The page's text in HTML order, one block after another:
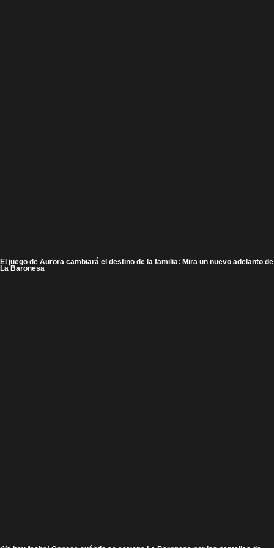
El juego de Aurora cambiará el destino de la familia: Mira un nuevo adelanto de
La Baronesa